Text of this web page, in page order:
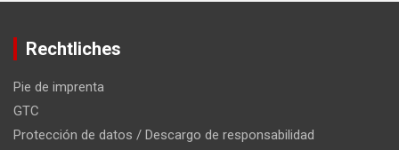
Rechtliches
Pie de imprenta
GTC
Protección de datos / Descargo de responsabilidad